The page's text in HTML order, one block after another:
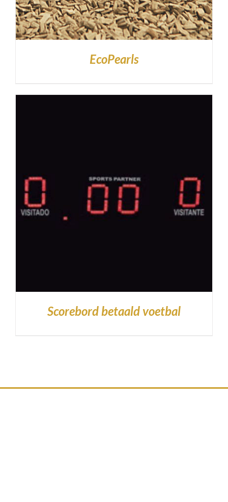
EcoPearls
Scorebord betaald voetbal